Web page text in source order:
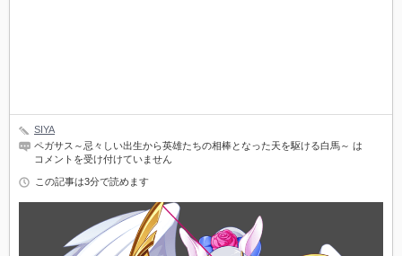
SIYA
ペガサス～忌々しい出生から英雄たちの相棒となった天を駆ける白馬～ は
コメントを受け付けていません
この記事は3分で読めます